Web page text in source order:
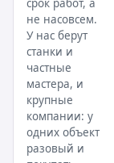
срок работ, а
не насовсем.
У нас берут
станки и
частные
мастера, и
крупные
компании: у
одних объект
разовый и